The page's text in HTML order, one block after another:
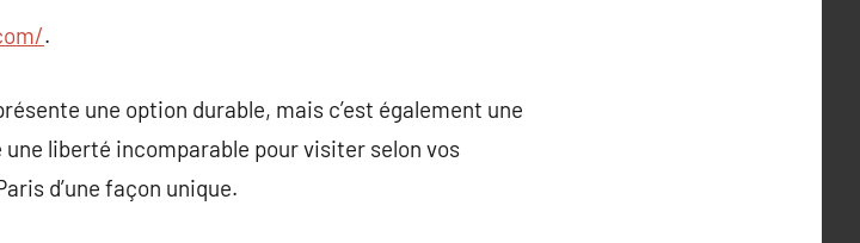
.
une option durable, mais c’est également une
liberté incomparable pour visiter selon vos
d’une façon unique.